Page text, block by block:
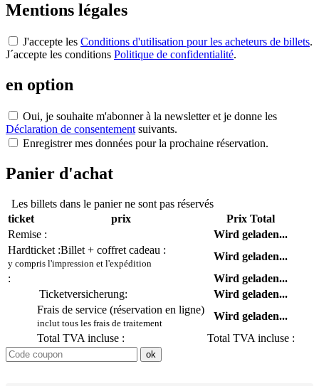
Mentions légales
J'accepte les Conditions d'utilisation pour les acheteurs de billets.
J´accepte les conditions Politique de confidentialité.
en option
Oui, je souhaite m'abonner à la newsletter et je donne les
Déclaration de consentement suivants.
Enregistrer mes données pour la prochaine réservation.
Panier d'achat
Les billets dans le panier ne sont pas réservés
ticket
prix
Prix Total
Remise :
Wird geladen...
Hardticket :Billet + coffret cadeau :
y compris l'impression et l'expédition
Wird geladen...
:
Wird geladen...
Ticketversicherung:
Wird geladen...
Frais de service (réservation en ligne)
inclut tous les frais de traitement
Wird geladen...
Total TVA incluse :
Total TVA incluse :